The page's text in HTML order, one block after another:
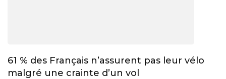
61 % des Français n’assurent pas leur vélo
malgré une crainte d’un vol